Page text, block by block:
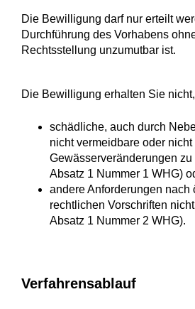
Die Bewilligung darf nur erteilt
Durchführung des Vorhabens
Rechtsstellung unzumutbar ist.
Die Bewilligung erhalten Sie
schädliche, auch durch
nicht vermeidbare oder
Gewässerveränderungen
Absatz 1 Nummer 1 WHG)
andere Anforderungen nach
rechtlichen Vorschriften
Absatz 1 Nummer 2 WHG).
Verfahrensablauf